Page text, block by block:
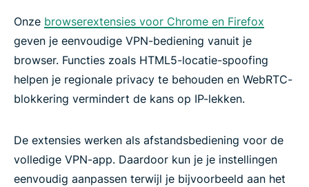
Onze browserextensies voor Chrome en Firefox
geven je eenvoudige VPN-bediening vanuit je
browser. Functies zoals HTML5-locatie-spoofing
helpen je regionale privacy te behouden en WebRTC-
blokkering vermindert de kans op IP-lekken.
De extensies werken als afstandsbediening voor de
volledige VPN-app. Daardoor kun je je instellingen
eenvoudig aanpassen terwijl je bijvoorbeeld aan het